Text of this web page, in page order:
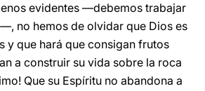
evidentes —debemos trabajar
no hemos de olvidar que Dios es
y que hará que consigan frutos
a construir su vida sobre la roca
Que su Espíritu no abandona a